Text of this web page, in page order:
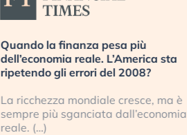
Quando la finanza pesa più
dell’economia reale. L’America sta
ripetendo gli errori del 2008?
La ricchezza mondiale cresce, ma è
sempre più sganciata dall’economia
reale. (…)